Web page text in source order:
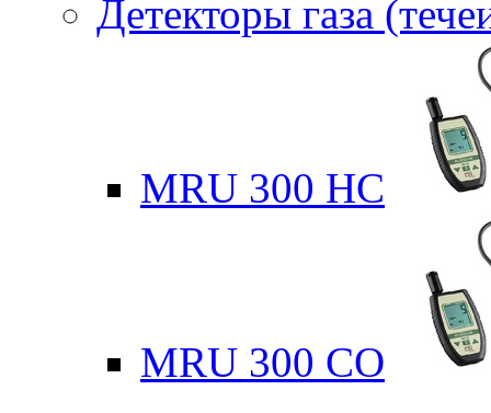
Детекторы газа
MRU 300 HC
MRU 300 CO